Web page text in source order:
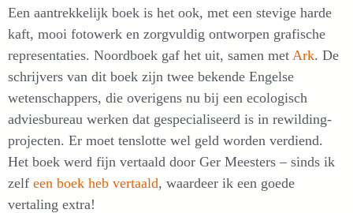
Een aantrekkelijk boek is het ook, met een stevige harde
kaft, mooi fotowerk en zorgvuldig ontworpen grafische
representaties. Noordboek gaf het uit, samen met Ark. De
schrijvers van dit boek zijn twee bekende Engelse
wetenschappers, die overigens nu bij een ecologisch
adviesbureau werken dat gespecialiseerd is in rewilding-
projecten. Er moet tenslotte wel geld worden verdiend.
Het boek werd fijn vertaald door Ger Meesters – sinds ik
zelf een boek heb vertaald, waardeer ik een goede
vertaling extra!